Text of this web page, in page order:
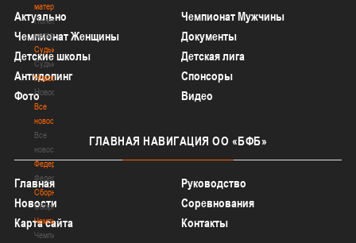
материалы
Полезные
материалы
Судьи
Судьи
Новости
Новости
Все
новости
Все
новости
Федерация
Федерация
Сборные
Сборные
Чемпионат
Чемпионат
Актуально
Чемпионат Мужчины
Чемпионат Женщины
Документы
Детские школы
Детская лига
Антидопинг
Спонсоры
Фото
Видео
ГЛАВНАЯ НАВИГАЦИЯ ОО «БФБ»
Главная
Руководство
Новости
Соревнования
Карта сайта
Контакты